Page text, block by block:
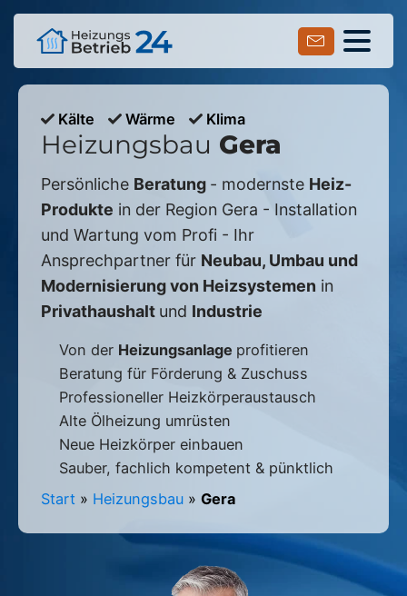
Kälte Wärme Klima
Heizungsbau Gera
Persönliche Beratung - modernste Heiz-
Produkte in der Region Gera - Installation
und Wartung vom Profi - Ihr
Ansprechpartner für Neubau, Umbau und
Modernisierung von Heizsystemen in
Privathaushalt und Industrie
Von der Heizungsanlage profitieren
Beratung für Förderung & Zuschuss
Professioneller Heizkörperaustausch
Alte Ölheizung umrüsten
Neue Heizkörper einbauen
Sauber, fachlich kompetent & pünktlich
Start » Heizungsbau » Gera